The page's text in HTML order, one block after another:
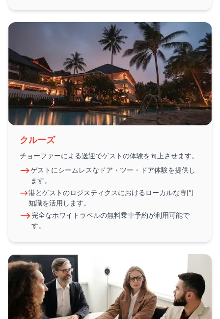
クルーズ
チョーファーによる送迎でゲストの体験を向上させます。
ゲストにシームレスなドア・ツー・ドア体験を提供し
ます。
港とゲストのロジスティクスにおけるローカルな専門
知識を活用します。
完全なホワイトラベルの無料乗車予約が利用可能で
す。